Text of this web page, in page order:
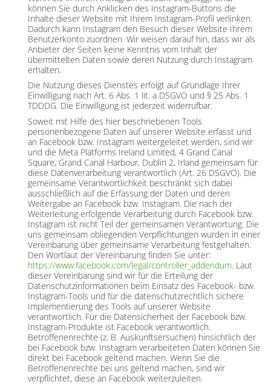
können Sie durch Anklicken des Instagram-Buttons die
Inhalte dieser Website mit Ihrem Instagram-Profil verlinken.
Dadurch kann Instagram den Besuch dieser Website Ihrem
Benutzerkonto zuordnen. Wir weisen darauf hin, dass wir als
Anbieter der Seiten keine Kenntnis vom Inhalt der
übermittelten Daten sowie deren Nutzung durch Instagram
erhalten.
Die Nutzung dieses Dienstes erfolgt auf Grundlage Ihrer
Einwilligung nach Art. 6 Abs. 1 lit. a DSGVO und § 25 Abs. 1
TDDDG. Die Einwilligung ist jederzeit widerrufbar.
Soweit mit Hilfe des hier beschriebenen Tools
personenbezogene Daten auf unserer Website erfasst und
an Facebook bzw. Instagram weitergeleitet werden, sind wir
und die Meta Platforms Ireland Limited, 4 Grand Canal
Square, Grand Canal Harbour, Dublin 2, Irland gemeinsam für
diese Datenverarbeitung verantwortlich (Art. 26 DSGVO). Die
gemeinsame Verantwortlichkeit beschränkt sich dabei
ausschließlich auf die Erfassung der Daten und deren
Weitergabe an Facebook bzw. Instagram. Die nach der
Weiterleitung erfolgende Verarbeitung durch Facebook bzw.
Instagram ist nicht Teil der gemeinsamen Verantwortung. Die
uns gemeinsam obliegenden Verpflichtungen wurden in einer
Vereinbarung über gemeinsame Verarbeitung festgehalten.
Den Wortlaut der Vereinbarung finden Sie unter:
https://www.facebook.com/legal/controller_addendum. Laut
dieser Vereinbarung sind wir für die Erteilung der
Datenschutzinformationen beim Einsatz des Facebook- bzw.
Instagram-Tools und für die datenschutzrechtlich sichere
Implementierung des Tools auf unserer Website
verantwortlich. Für die Datensicherheit der Facebook bzw.
Instagram-Produkte ist Facebook verantwortlich.
Betroffenenrechte (z. B. Auskunftsersuchen) hinsichtlich der
bei Facebook bzw. Instagram verarbeiteten Daten können Sie
direkt bei Facebook geltend machen. Wenn Sie die
Betroffenenrechte bei uns geltend machen, sind wir
verpflichtet, diese an Facebook weiterzuleiten.